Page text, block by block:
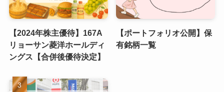
【2024年株主優待】167A
リョーサン菱洋ホールディ
ングス【合併後優待決定】
【ポートフォリオ公開】保
有銘柄一覧